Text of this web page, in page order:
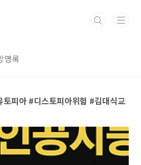
명록
피아 #디스토피아위험 #김대식교